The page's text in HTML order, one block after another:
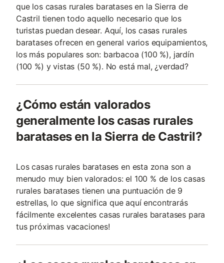
que los casas rurales baratases en la Sierra de
Castril tienen todo aquello necesario que los
turistas puedan desear. Aquí, los casas rurales
baratases ofrecen en general varios equipamientos,
los más populares son: barbacoa (100 %), jardín
(100 %) y vistas (50 %). No está mal, ¿verdad?
¿Cómo están valorados
generalmente los casas rurales
baratases en la Sierra de Castril?
Los casas rurales baratases en esta zona son a
menudo muy bien valorados: el 100 % de los casas
rurales baratases tienen una puntuación de 9
estrellas, lo que significa que aquí encontrarás
fácilmente excelentes casas rurales baratases para
tus próximas vacaciones!